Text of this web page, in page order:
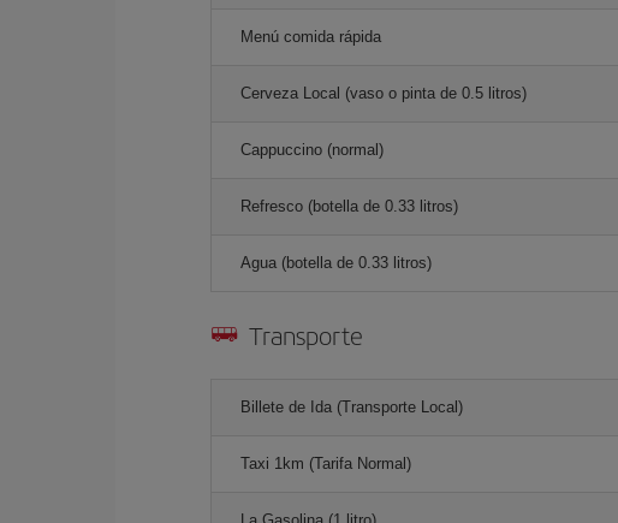
Menú comida rápida
Cerveza Local (vaso o pinta de 0.5 litros)
Cappuccino (normal)
Refresco (botella de 0.33 litros)
Agua (botella de 0.33 litros)
Transporte
Billete de Ida (Transporte Local)
Taxi 1km (Tarifa Normal)